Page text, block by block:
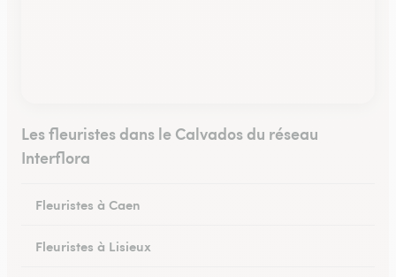
Les fleuristes dans le Calvados du réseau
Interflora
Fleuristes à Caen
Fleuristes à Lisieux